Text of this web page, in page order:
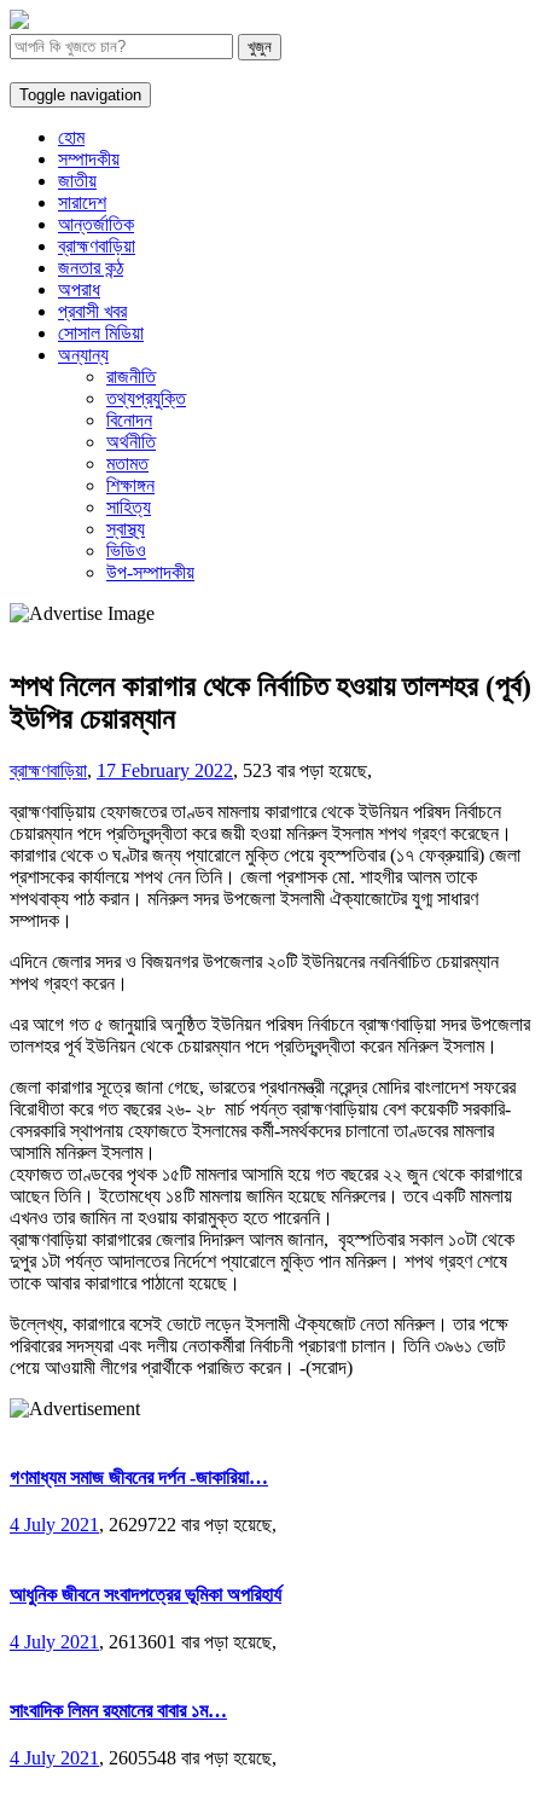
Toggle navigation
হোম
সম্পাদকীয়
জাতীয়
সারাদেশ
আন্তর্জাতিক
ব্রাহ্মণবাড়িয়া
জনতার কন্ঠ
অপরাধ
প্রবাসী খবর
সোসাল মিডিয়া
অন্যান্য
রাজনীতি
তথ্যপ্রযুক্তি
বিনোদন
অর্থনীতি
মতামত
শিক্ষাঙ্গন
সাহিত্য
স্বাস্থ্য
ভিডিও
উপ-সম্পাদকীয়
শপথ নিলেন কারাগার থেকে নির্বাচিত হওয়ায় তালশহর (পূর্ব)
ইউপির চেয়ারম্যান
ব্রাহ্মণবাড়িয়া, 17 February 2022, 523 বার পড়া হয়েছে,
ব্রাহ্মণবাড়িয়ায় হেফাজতের তাণ্ডব মামলায় কারাগারে থেকে ইউনিয়ন পরিষদ নির্বাচনে
চেয়ারম্যান পদে প্রতিদ্বন্দ্বীতা করে জয়ী হওয়া মনিরুল ইসলাম শপথ গ্রহণ করেছেন।
কারাগার থেকে ৩ ঘণ্টার জন্য প্যারোলে মুক্তি পেয়ে বৃহস্পতিবার (১৭ ফেব্রুয়ারি) জেলা
প্রশাসকের কার্যালয়ে শপথ নেন তিনি। জেলা প্রশাসক মো. শাহগীর আলম তাকে
শপথবাক্য পাঠ করান। মনিরুল সদর উপজেলা ইসলামী ঐক্যাজোটের যুগ্ম সাধারণ
সম্পাদক।
এদিনে জেলার সদর ও বিজয়নগর উপজেলার ২০টি ইউনিয়নের নবনির্বাচিত চেয়ারম্যান
শপথ গ্রহণ করেন।
এর আগে গত ৫ জানুয়ারি অনুষ্ঠিত ইউনিয়ন পরিষদ নির্বাচনে ব্রাহ্মণবাড়িয়া সদর উপজেলার
তালশহর পূর্ব ইউনিয়ন থেকে চেয়ারম্যান পদে প্রতিদ্বন্দ্বীতা করেন মনিরুল ইসলাম।
জেলা কারাগার সূত্রে জানা গেছে, ভারতের প্রধানমন্ত্রী নরেন্দ্র মোদির বাংলাদেশ সফরের
বিরোধীতা করে গত বছরের ২৬- ২৮ মার্চ পর্যন্ত ব্রাহ্মণবাড়িয়ায় বেশ কয়েকটি সরকারি-
বেসরকারি স্থাপনায় হেফাজতে ইসলামের কর্মী-সমর্থকদের চালানো তাণ্ডবের মামলার
আসামি মনিরুল ইসলাম।
হেফাজত তাণ্ডবের পৃথক ১৫টি মামলার আসামি হয়ে গত বছরের ২২ জুন থেকে কারাগারে
আছেন তিনি। ইতোমধ্যে ১৪টি মামলায় জামিন হয়েছে মনিরুলের। তবে একটি মামলায়
এখনও তার জামিন না হওয়ায় কারামুক্ত হতে পারেননি।
ব্রাহ্মণবাড়িয়া কারাগারের জেলার দিদারুল আলম জানান, বৃহস্পতিবার সকাল ১০টা থেকে
দুপুর ১টা পর্যন্ত আদালতের নির্দেশে প্যারোলে মুক্তি পান মনিরুল। শপথ গ্রহণ শেষে
তাকে আবার কারাগারে পাঠানো হয়েছে।
উল্লেখ্য, কারাগারে বসেই ভোটে লড়েন ইসলামী ঐক্যজোট নেতা মনিরুল। তার পক্ষে
পরিবারের সদস্যরা এবং দলীয় নেতাকর্মীরা নির্বাচনী প্রচারণা চালান। তিনি ৩৯৬১ ভোট
পেয়ে আওয়ামী লীগের প্রার্থীকে পরাজিত করেন। -(সরোদ)
গণমাধ্যম সমাজ জীবনের দর্পন -জাকারিয়া…
4 July 2021 , 2629722 বার পড়া হয়েছে,
আধুনিক জীবনে সংবাদপত্রের ভূমিকা অপরিহার্য
4 July 2021 , 2613601 বার পড়া হয়েছে,
সাংবাদিক লিমন রহমানের বাবার ১ম…
4 July 2021, 2605548 বার পড়া হয়েছে,